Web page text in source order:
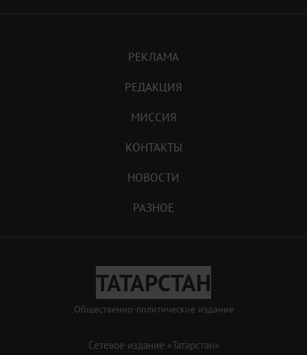
РЕКЛАМА
РЕДАКЦИЯ
МИССИЯ
КОНТАКТЫ
НОВОСТИ
РАЗНОЕ
ТАТАРСТАН
Общественно-политическое издание
Сетевое издание «Татарстан»